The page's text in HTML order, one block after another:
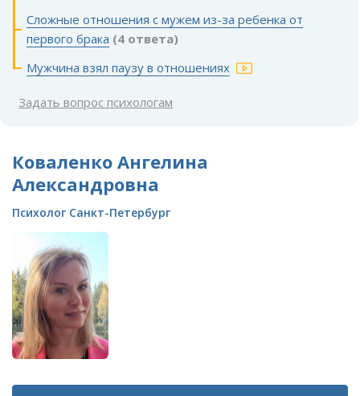
Сложные отношения с мужем из-за ребенка от
первого брака (4 ответа)
Мужчина взял паузу в отношениях
Задать вопрос психологам
Коваленко Ангелина
Александровна
Психолог Санкт-Петербург